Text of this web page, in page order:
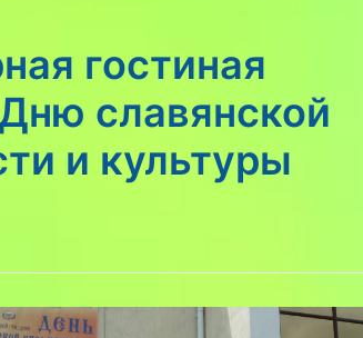
гостиная
славянской
и культуры